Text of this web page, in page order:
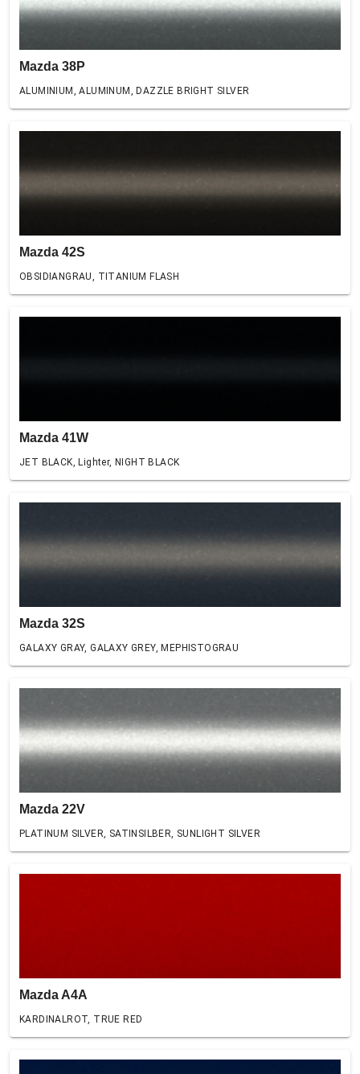
Mazda 38P
ALUMINIUM, ALUMINUM, DAZZLE BRIGHT SILVER
Mazda 42S
OBSIDIANGRAU, TITANIUM FLASH
Mazda 41W
JET BLACK, Lighter, NIGHT BLACK
Mazda 32S
GALAXY GRAY, GALAXY GREY, MEPHISTOGRAU
Mazda 22V
PLATINUM SILVER, SATINSILBER, SUNLIGHT SILVER
Mazda A4A
KARDINALROT, TRUE RED